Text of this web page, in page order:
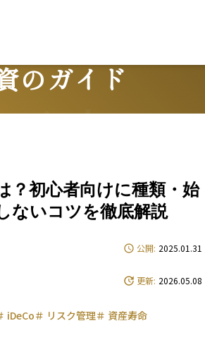
のガイド
？初心者向けに種類・始
ないコツを徹底解説
公開: 2025.01.31
更新: 2026.05.08
iDeCo＃ リスク管理＃ 資産寿命